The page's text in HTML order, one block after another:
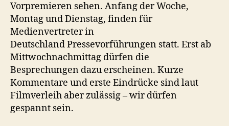
Vorpremieren sehen. Anfang der Woche,
Montag und Dienstag, finden für
Medienvertreter in
Deutschland Pressevorführungen statt. Erst ab
Mittwochnachmittag dürfen die
Besprechungen dazu erscheinen. Kurze
Kommentare und erste Eindrücke sind laut
Filmverleih aber zulässig – wir dürfen
gespannt sein.